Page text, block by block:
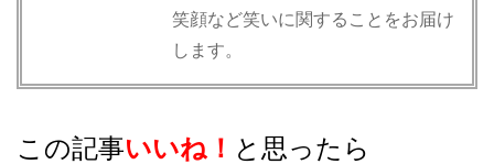
笑顔など笑いに関することをお届け
します。
この記事いいね！ と思ったら